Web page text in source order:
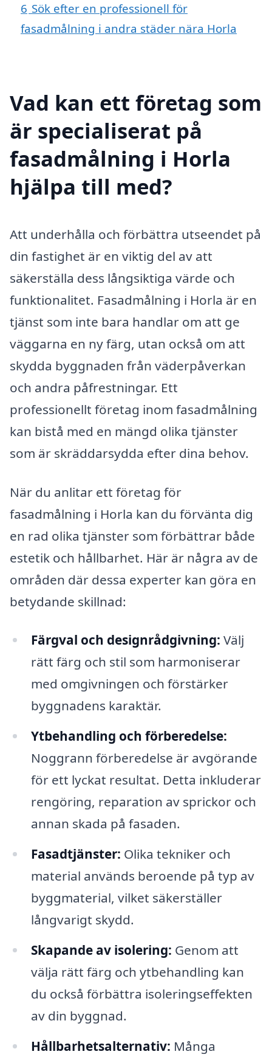
6 Sök efter en professionell för
fasadmålning i andra städer nära Horla
Vad kan ett företag som
är specialiserat på
fasadmålning i Horla
hjälpa till med?
Att underhålla och förbättra utseendet på
din fastighet är en viktig del av att
säkerställa dess långsiktiga värde och
funktionalitet. Fasadmålning i Horla är en
tjänst som inte bara handlar om att ge
väggarna en ny färg, utan också om att
skydda byggnaden från väderpåverkan
och andra påfrestningar. Ett
professionellt företag inom fasadmålning
kan bistå med en mängd olika tjänster
som är skräddarsydda efter dina behov.
När du anlitar ett företag för
fasadmålning i Horla kan du förvänta dig
en rad olika tjänster som förbättrar både
estetik och hållbarhet. Här är några av de
områden där dessa experter kan göra en
betydande skillnad:
Färgval och designrådgivning: Välj
rätt färg och stil som harmoniserar
med omgivningen och förstärker
byggnadens karaktär.
Ytbehandling och förberedelse:
Noggrann förberedelse är avgörande
för ett lyckat resultat. Detta inkluderar
rengöring, reparation av sprickor och
annan skada på fasaden.
Fasadtjänster: Olika tekniker och
material används beroende på typ av
byggmaterial, vilket säkerställer
långvarigt skydd.
Skapande av isolering: Genom att
välja rätt färg och ytbehandling kan
du också förbättra isoleringseffekten
av din byggnad.
Hållbarhetsalternativ: Många